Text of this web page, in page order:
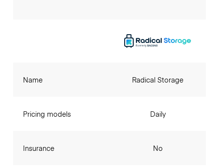
Name
Pricing models
Insurance
Radical Storage
Daily
No